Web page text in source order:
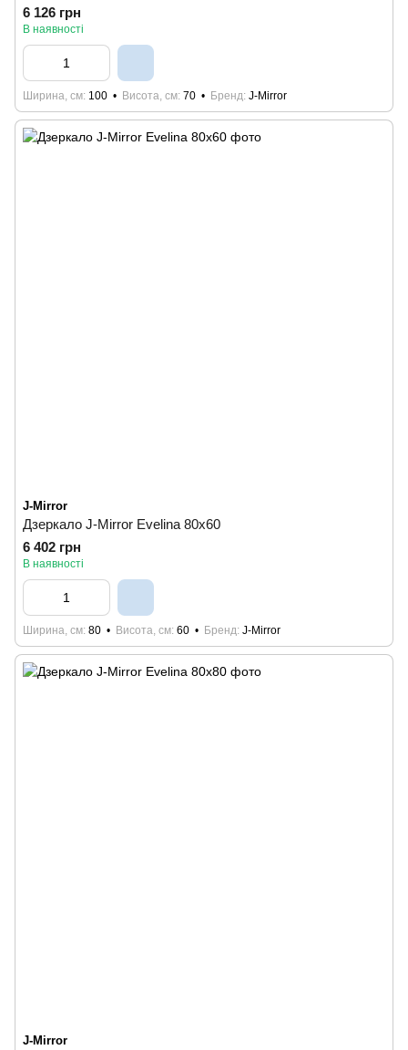
6 126 грн
В наявності
Ширина, см 100 Висота, см 70 Бренд J-Mirror
J-Mirror
Дзеркало J-Mirror Evelina 80x60
6 402 грн
В наявності
Ширина, см 80 Висота, см 60 Бренд J-Mirror
J-Mirror